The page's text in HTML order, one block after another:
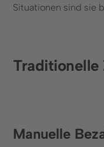
Situationen sind sie
Traditionelle
Manuelle